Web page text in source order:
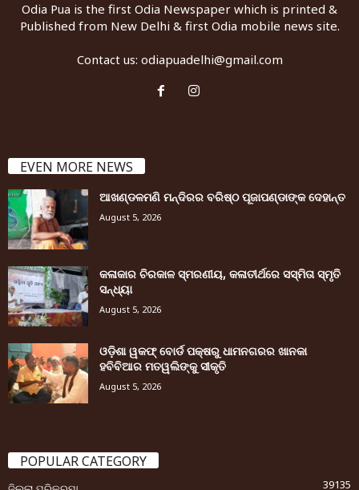
Odia Pua is the first Odia Newspaper which is printed &
Published from New Delhi & first Odia mobile news site.
Contact us: odiapuadelhi@gmail.com
EVEN MORE NEWS
ଆଖଣ୍ଡଳମଣି ମନ୍ଦିରର ବରିଷ୍ଠ ପୂଜାପଣ୍ଡାଙ୍କ ଦେହାନ୍ତ
August 5, 2026
କଳାକାର ଚିରକାଳ ସ୍ମରଣୀୟ, କଳାତୀର୍ଥରେ ସସ୍ମିତା ସ୍ମୃତି
ସନ୍ଧ୍ୟା
August 5, 2026
ଓଡ଼ିଶା ୱକଫ୍ ବୋର୍ଡ ପକ୍ଷରୁ ଧାମନଗରର ଖାନକା
ହବିବିଆର ମତୱଲିଙ୍କୁ ସୀକୃତି
August 5, 2026
POPULAR CATEGORY
39135